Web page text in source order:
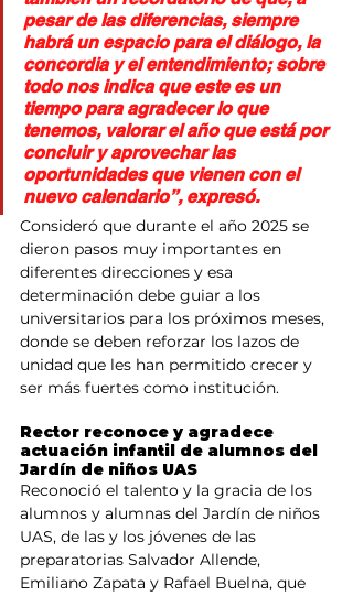
pesar de las diferencias, siempre
habrá un espacio para el diálogo, la
concordia y el entendimiento; sobre
todo nos indica que este es un
tiempo para agradecer lo que
tenemos, valorar el año que está por
concluir y aprovechar las
oportunidades que vienen con el
nuevo calendario”, expresó.
Consideró que durante el año 2025 se
dieron pasos muy importantes en
diferentes direcciones y esa
determinación debe guiar a los
universitarios para los próximos meses,
donde se deben reforzar los lazos de
unidad que les han permitido crecer y
ser más fuertes como institución.
Rector reconoce y agradece
actuación infantil de alumnos del
Jardín de niños UAS
Reconoció el talento y la gracia de los
alumnos y alumnas del Jardín de niños
UAS, de las y los jóvenes de las
preparatorias Salvador Allende,
Emiliano Zapata y Rafael Buelna, que